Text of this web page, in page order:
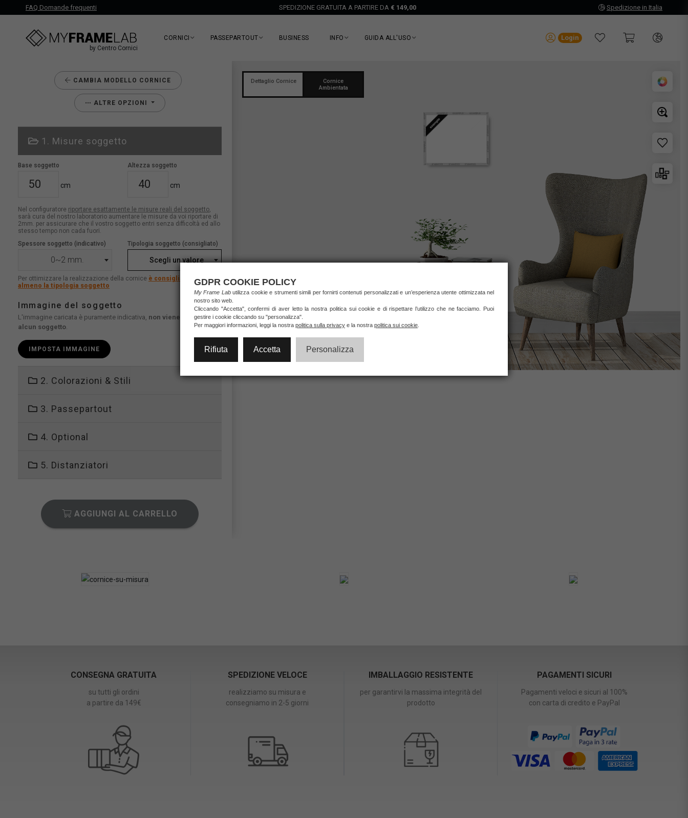
FAQ Domande frequenti SPEDIZIONE GRATUITA A PARTIRE DA € 149,00 Spedizione in Italia
by Centro Cornici
CORNICI PASSEPARTOUT BUSINESS INFO GUIDA ALL'USO Login
CAMBIA MODELLO CORNICE
ALTRE OPZIONI
1. Misure soggetto
Base soggetto
cm
Altezza soggetto
cm
Nel configuratore riportare esattamente le misure reali del soggetto,
sarà cura del nostro laboratorio aumentare le misure da voi riportare di
2mm. per assicurare che il vostro soggetto entri senza difficoltà ed allo
stesso tempo non cada fuori.
Spessore soggetto (indicativo)
0~2 mm.
Tipologia soggetto (consigliato)
Scegli un valore
Per ottimizzare la realizzazione della cornice è consigliato indicare
almeno la tipologia soggetto
Immagine del soggetto
L'immagine caricata è puramente indicativa, non viene stampato
alcun soggetto.
IMPOSTA IMMAGINE
2. Colorazioni & Stili
3. Passepartout
4. Optional
5. Distanziatori
AGGIUNGI AL CARRELLO
Dettaglio Cornice
Cornice
Ambientata
CONSEGNA GRATUITA
su tutti gli ordini
a partire da 149€
SPEDIZIONE VELOCE
realizziamo su misura e
consegniamo in 2-5 giorni
IMBALLAGGIO RESISTENTE
per garantirvi la massima integrità del
prodotto
PAGAMENTI SICURI
Pagamenti veloci e sicuri al 100%
con carta di credito e PayPal
GDPR COOKIE POLICY
My Frame Labutilizza cookie e strumenti simili per fornirti contenuti personalizzati e un’esperienza utente ottimizzata nel
nostro sito web.
Cliccando "Accetta", confermi di aver letto la nostra politica sui cookie e di rispettare l’utilizzo che ne facciamo. Puoi
gestire i cookie cliccando su "personalizza".
Per maggiori informazioni, leggi la nostra politica sulla privacy e la nostra politica sui cookie
Rifiuta Accetta Personalizza